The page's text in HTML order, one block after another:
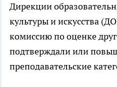
Дирекции
культуры и искусства
комиссию по оценке
подтверждали или
преподавательские